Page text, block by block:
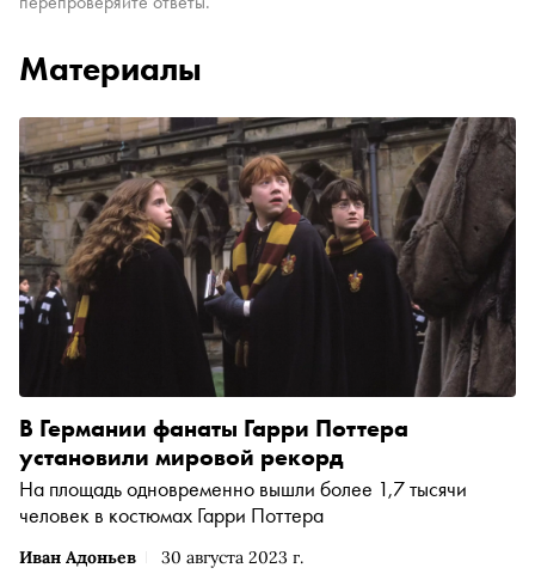
Материалы
Иван Адоньев 30 августа 2023 г.
В Германии фанаты Гарри Поттера
установили мировой рекорд
На площадь одновременно вышли более 1,7 тысячи
человек в костюмах Гарри Поттера